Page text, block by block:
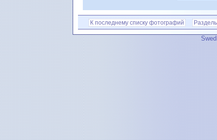
К последнему списку фотографий